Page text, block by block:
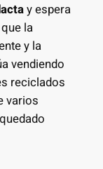
y espera
la
y la
vendiendo
reciclados
varios